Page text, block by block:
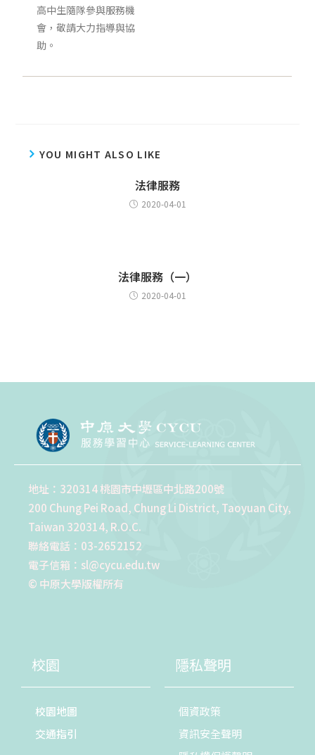
高中生隨隊參與服務機
會，敬請大力指導與協
助。
YOU MIGHT ALSO LIKE
法律服務
2020-04-01
法律服務（一）
2020-04-01
地址：320314 桃園市中壢區中北路200號
200 Chung Pei Road, Chung Li District, Taoyuan City,
Taiwan 320314, R.O.C.
聯絡電話：03-2652152
電子信箱：sl@cycu.edu.tw
© 中原大學版權所有
校園
校園地圖
交通指引
隱私聲明
個資政策
資訊安全聲明